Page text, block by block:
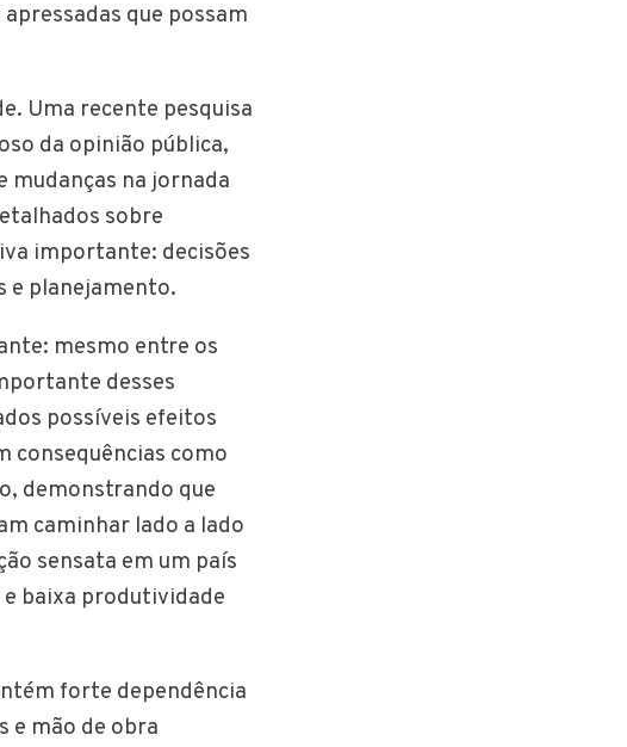
que possam
Uma recente pesquisa
da opinião pública,
mudanças na jornada
sobre
importante: decisões
e planejamento.
mesmo entre os
desses
possíveis efeitos
consequências como
demonstrando que
caminhar lado a lado
sensata em um país
baixa produtividade
forte dependência
e mão de obra